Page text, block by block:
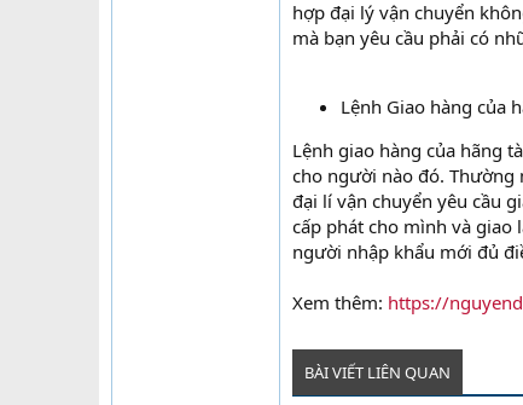
hợp đại lý vận chuyển
mà bạn yêu cầu phải có
Lệnh Giao hàng của
Lệnh giao hàng của hãng
cho người nào đó. Thường
đại lí vận chuyển yêu cầu
cấp phát cho mình và giao
người nhập khẩu mới đủ
Xem thêm: https://
BÀI VIẾT LIÊN QUAN